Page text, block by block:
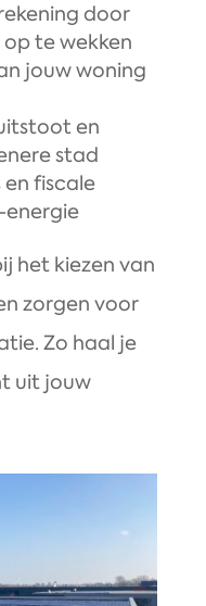
door
te wekken
jouw woning
en
stad
en fiscale
energie
het kiezen van
zorgen voor
Zo haal je
uit jouw